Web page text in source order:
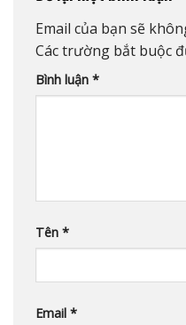
Email của bạn sẽ
Các trường bắt buộc
Bình luận *
Tên *
Email *